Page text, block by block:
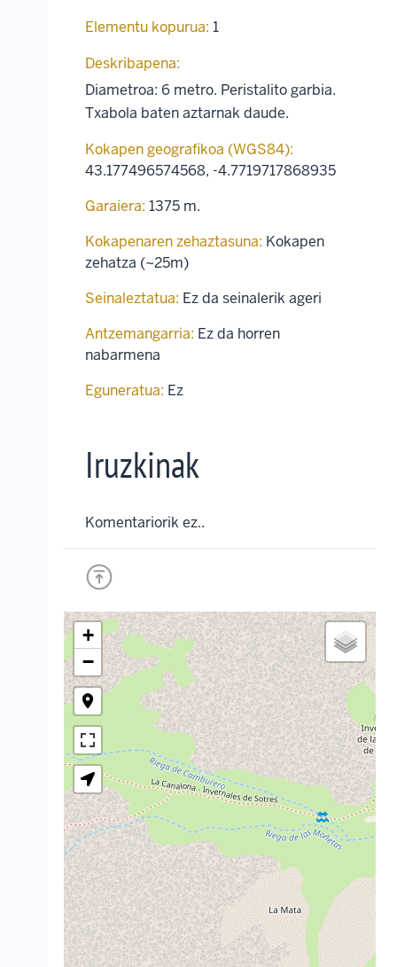
Elementu kopurua: 1
Deskribapena:
Diametroa: 6 metro. Peristalito garbia.
Txabola baten aztarnak daude.
Kokapen geografikoa (WGS84):
43.177496574568, -4.7719717868935
Garaiera: 1375 m.
Kokapenaren zehaztasuna: Kokapen
zehatza (~25m)
Seinaleztatua: Ez da seinalerik ageri
Antzemangarria: Ez da horren
nabarmena
Eguneratua: Ez
Iruzkinak
Komentariorik ez..
+
−